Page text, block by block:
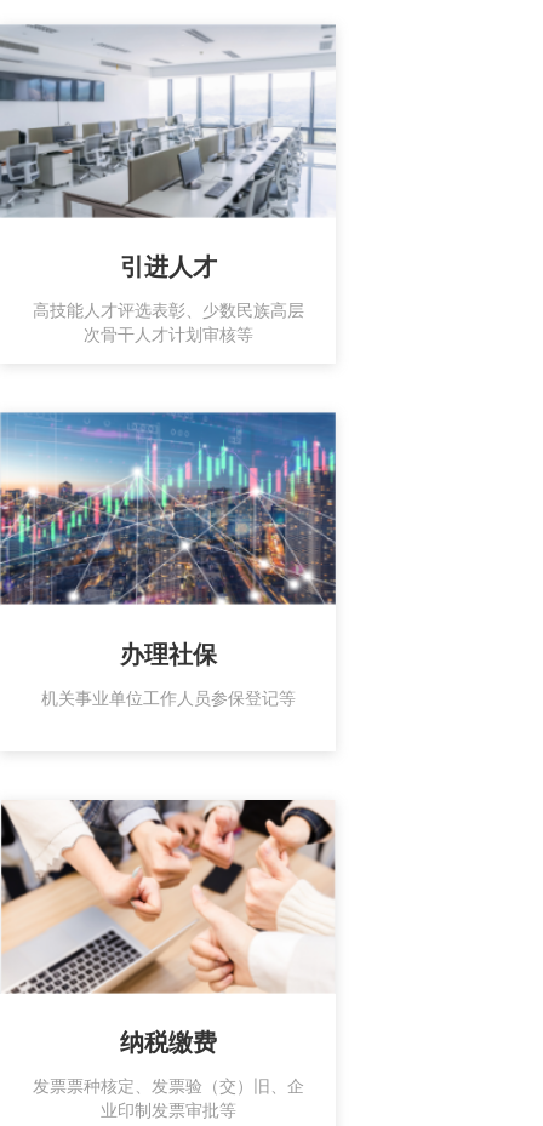
引进人才
高技能人才评选表彰、少数民族高层
次骨干人才计划审核等
办理社保
机关事业单位工作人员参保登记等
纳税缴费
发票票种核定、发票验（交）旧、企
业印制发票审批等